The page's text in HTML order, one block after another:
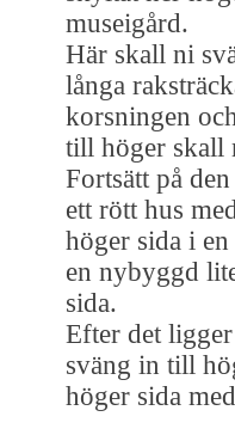
museigård.
Här skall ni
långa
korsningen
till höger skall
Fortsätt på
ett rött hus
höger sida i
en nybyggd
sida.
Efter det
sväng in till
höger sida